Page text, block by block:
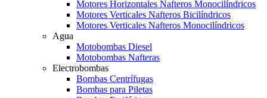
Motores Horizontales Nafteros Monocilíndricos
Motores Verticales Nafteros Bicilíndricos
Motores Verticales Nafteros Monocilíndricos
Agua
Motobombas Diesel
Motobombas Nafteras
Electrobombas
Bombas Centrífugas
Bombas para Piletas